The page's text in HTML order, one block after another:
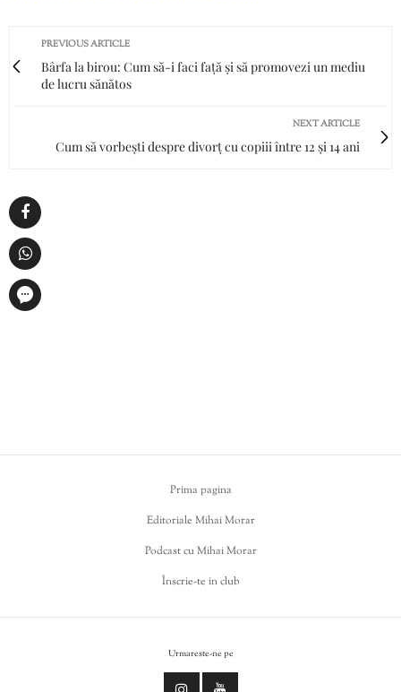
PREVIOUS ARTICLE
Bârfa la birou: Cum să-i faci față și să promovezi un mediu
de lucru sănătos
NEXT ARTICLE
Cum să vorbești despre divorț cu copiii între 12 și 14 ani
Prima pagina
Editoriale Mihai Morar
Podcast cu Mihai Morar
Înscrie-te in club
Urmareste-ne pe